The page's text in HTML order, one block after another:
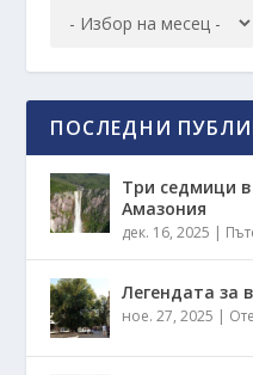
ПОСЛЕДНИ
Три седмици
Амазония
дек. 16, 2025 |
Легендата за
ное. 27, 2025 |